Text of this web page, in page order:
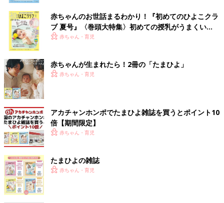
赤ちゃんのお世話まるわかり！『初めてのひよこクラ
ブ 夏号』〈巻頭大特集〉初めての授乳がうまくい
く！ おっぱい・ミルクの基本と夏のトラブル 解決テ
赤ちゃん・育児
赤ちゃんが生まれたら！2冊の「たまひよ」
赤ちゃん・育児
アカチャンホンポでたまひよ雑誌を買うとポイント10
倍【期間限定】
赤ちゃん・育児
たまひよの雑誌
赤ちゃん・育児